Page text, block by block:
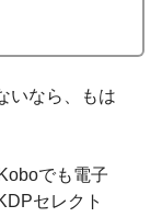
いなら、もは
でも電子
セレクト